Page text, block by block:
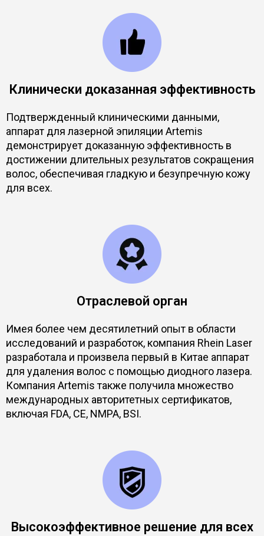
Клинически доказанная эффективность
Подтвержденный клиническими данными,
аппарат для лазерной эпиляции Artemis
демонстрирует доказанную эффективность в
достижении длительных результатов сокращения
волос, обеспечивая гладкую и безупречную кожу
для всех.
Отраслевой орган
Имея более чем десятилетний опыт в области
исследований и разработок, компания Rhein Laser
разработала и произвела первый в Китае аппарат
для удаления волос с помощью диодного лазера.
Компания Artemis также получила множество
международных авторитетных сертификатов,
включая FDA, CE, NMPA, BSI.
Высокоэффективное решение для всех